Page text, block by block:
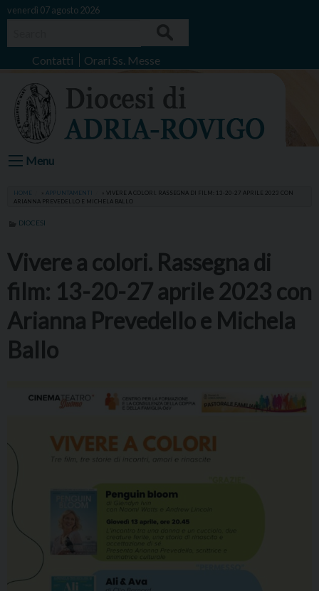
Skip
venerdì 07 agosto 2026
Contatti Orari Ss. Messe
Menu
HOME APPUNTAMENTI
VIVERE A COLORI. RASSEGNA DI FILM: 13-20-27 APRILE 2023 CON
ARIANNA PREVEDELLO E MICHELA BALLO
DIOCESI
Vivere a colori. Rassegna di
film: 13-20-27 aprile 2023 con
Arianna Prevedello e Michela
Ballo